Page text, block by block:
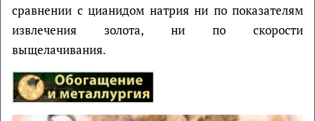
сравнении с цианидом натрия ни по показателям
извлечения золота, ни по скорости
выщелачивания.